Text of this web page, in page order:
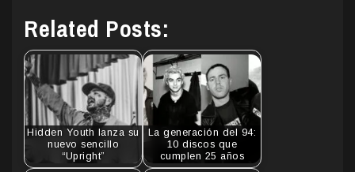
Related Posts:
Hidden Youth lanza su
nuevo sencillo
“Upright”
La generación del 94:
10 discos que
cumplen 25 años